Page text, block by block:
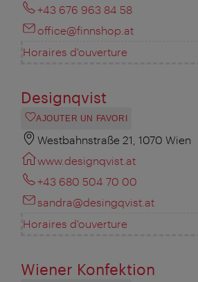
+43 676 963 84 58
office@finnshop.at
Horaires d'ouverture
Designqvist
AJOUTER UN FAVORI
Westbahnstraße 21, 1070 Wien
www.designqvist.at
+43 680 504 70 00
sandra@desingqvist.at
Horaires d'ouverture
Wiener Konfektion